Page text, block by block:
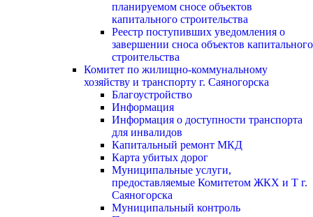
планируемом сносе объектов
капитального строительства
Реестр поступивших уведомления о
завершении сноса объектов капитального
строительства
Комитет по жилищно-коммунальному
хозяйству и транспорту г. Саяногорска
Благоустройство
Информация
Информация о доступности транспорта
для инвалидов
Капитальный ремонт МКД
Карта убитых дорог
Муниципальные услуги,
предоставляемые Комитетом ЖКХ и Т г.
Саяногорска
Муниципальный контроль